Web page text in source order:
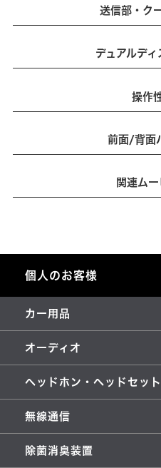
送信部・ク
デュアルディ
操作
前面/背面
関連ムー
個人のお客様
カー用品
オーディオ
ヘッドホン・ヘッドセット
無線通信
除菌消臭装置